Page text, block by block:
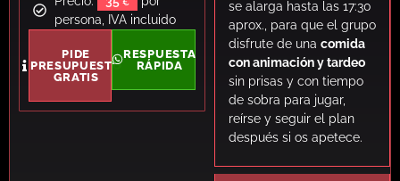
persona, IVA incluido
PIDE
PRESUPUESTO
GRATIS
RESPUESTA
RÁPIDA
se alarga hasta las 17:30
aprox., para que el grupo
disfrute de una comida
con animación y tardeo
sin prisas y con tiempo
de sobra para jugar,
reírse y seguir el plan
después si os apetece.